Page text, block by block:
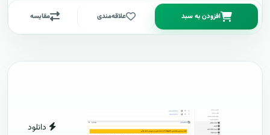
افزودن به سبد علاقه‌مندی مقایسه
دانلود